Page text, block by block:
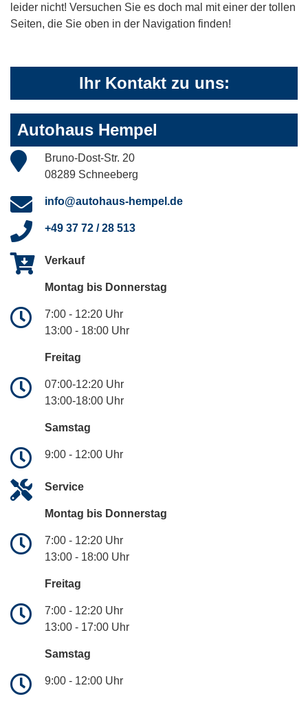
leider nicht! Versuchen Sie es doch mal mit einer der tollen
Seiten, die Sie oben in der Navigation finden!
Ihr Kontakt zu uns:
Autohaus Hempel
Bruno-Dost-Str. 20
08289 Schneeberg
info@autohaus-hempel.de
+49 37 72 / 28 513
Verkauf
Montag bis Donnerstag
7:00 - 12:20 Uhr
13:00 - 18:00 Uhr
Freitag
07:00-12:20 Uhr
13:00-18:00 Uhr
Samstag
9:00 - 12:00 Uhr
Service
Montag bis Donnerstag
7:00 - 12:20 Uhr
13:00 - 18:00 Uhr
Freitag
7:00 - 12:20 Uhr
13:00 - 17:00 Uhr
Samstag
9:00 - 12:00 Uhr